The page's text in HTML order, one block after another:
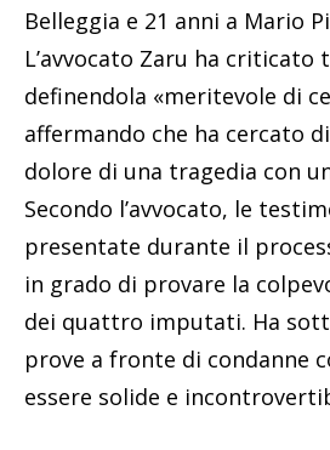
Belleggia e 21 anni a Mario
L’avvocato Zaru ha criticato
definendola «meritevole di
affermando che ha cercato
dolore di una tragedia con
Secondo l’avvocato, le
presentate durante il
in grado di provare la
dei quattro imputati. Ha
prove a fronte di condanne
essere solide e